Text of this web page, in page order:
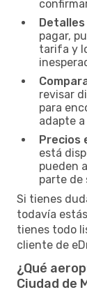
pagar,
tarifa y
revisar
para
adapte
Precios
está
pueden
parte de
Si tienes
todavía
tienes todo
cliente de
¿Qué
Ciudad de